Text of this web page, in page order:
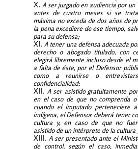
A ser juzgado en audiencia por
antes de cuatro meses si se
máxima no exceda de dos años de
la pena excediere de ese tiempo,
para su defensa;
A tener una defensa adecuada
derecho o abogado titulado, con
elegirá libremente incluso desde el
a falta de éste, por el Defensor
como a reunirse o
confidencialidad;
A ser asistido gratuitamente
en el caso de que no comprenda
cuando el imputado perteneciere
indígena, el Defensor deberá tener
cultura y, en caso de que no
asistido de un intérprete de la cultura
A ser presentado ante el
de control, según el caso,